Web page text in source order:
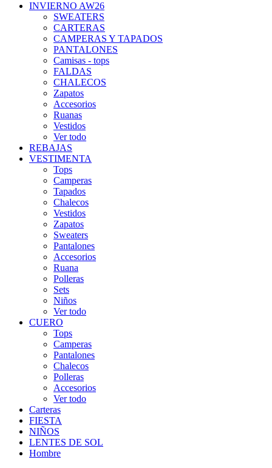
INVIERNO AW26
SWEATERS
CARTERAS
CAMPERAS Y TAPADOS
PANTALONES
Camisas - tops
FALDAS
CHALECOS
Zapatos
Accesorios
Ruanas
Vestidos
Ver todo
REBAJAS
VESTIMENTA
Tops
Camperas
Tapados
Chalecos
Vestidos
Zapatos
Sweaters
Pantalones
Accesorios
Ruana
Polleras
Sets
Niños
Ver todo
CUERO
Tops
Camperas
Pantalones
Chalecos
Polleras
Accesorios
Ver todo
Carteras
FIESTA
NIÑOS
LENTES DE SOL
Hombre